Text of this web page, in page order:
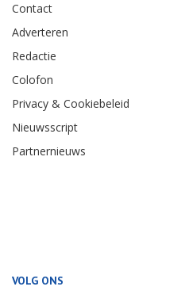
Contact
Adverteren
Redactie
Colofon
Privacy & Cookiebeleid
Nieuwsscript
Partnernieuws
VOLG ONS